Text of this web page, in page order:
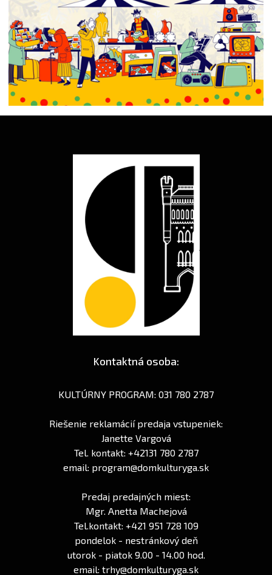
Kontaktná osoba:
KULTÚRNY PROGRAM: 031 780 2787
Riešenie reklamácií predaja vstupeniek:
Janette Vargová
Tel. kontakt: +42131 780 2787
email: program@domkulturyga.sk
Predaj predajných miest:
Mgr. Anetta Machejová
Tel.kontakt: +421 951 728 109
pondelok - nestránkový deň
utorok - piatok 9.00 - 14.00 hod.
email: trhy@domkulturyga.sk